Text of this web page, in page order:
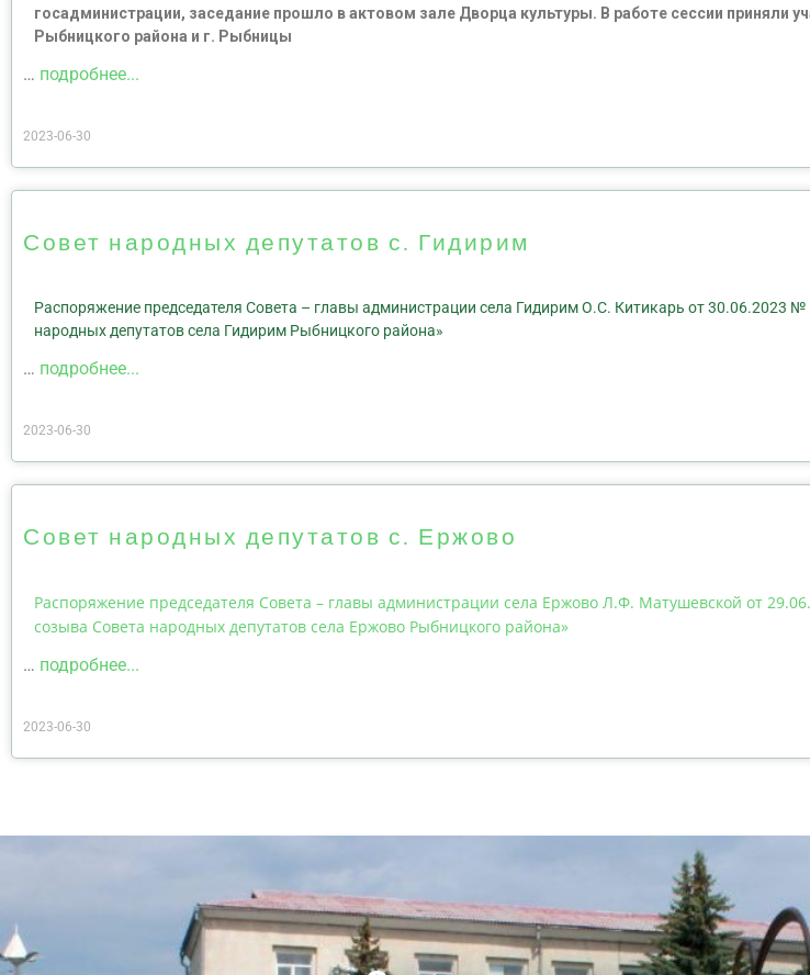
госадминистрации, заседание прошло в актовом зале Дворца культуры. В работе сессии приняли
Рыбницкого района и г. Рыбницы
… подробнее...
2023-06-30
Совет народных депутатов с. Гидирим
Распоряжение председателя Совета – главы администрации села Гидирим О.С. Китикарь от 30.06.2023
народных депутатов села Гидирим Рыбницкого района»
… подробнее...
2023-06-30
Совет народных депутатов с. Ержово
Распоряжение председателя Совета – главы администрации села Ержово Л.Ф. Матушевской от
созыва Совета народных депутатов села Ержово Рыбницкого района»
… подробнее...
2023-06-30